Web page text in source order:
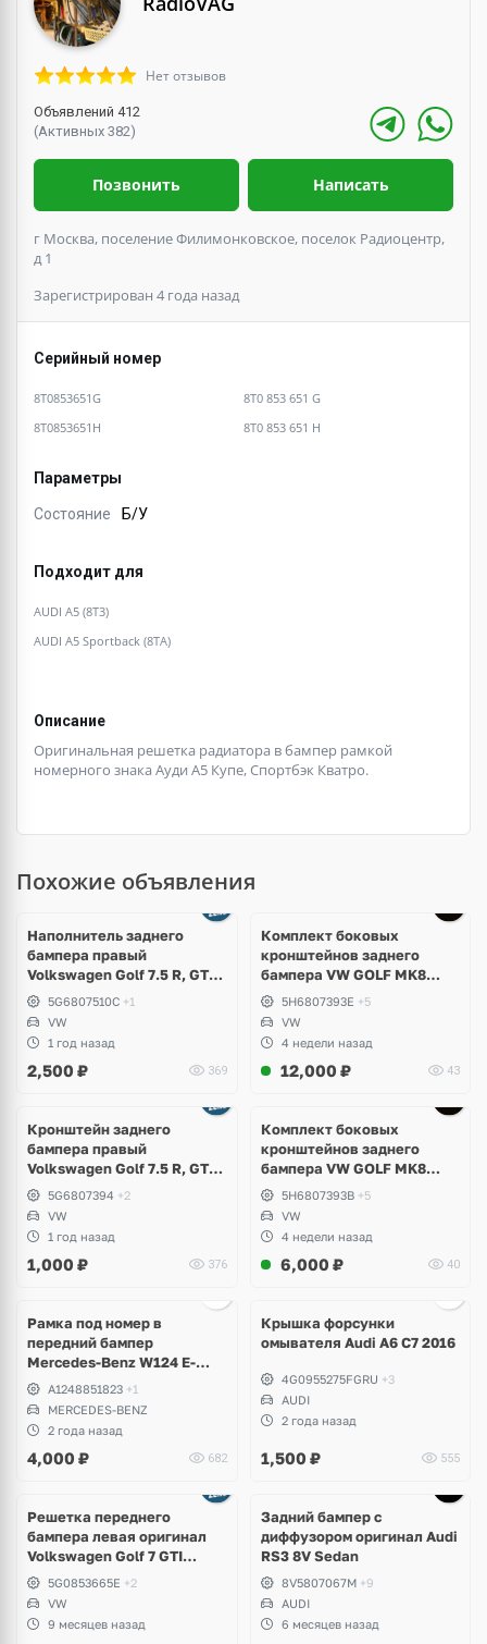
Нет отзывов
Объявлений 412
(Активных 382)
Позвонить Написать
г Москва, поселение Филимонковское, поселок Радиоцентр,
д 1
Зарегистрирован 4 года назад
Серийный номер
8T0853651G
8T0 853 651 G
8T0853651H
8T0 853 651 H
Параметры
Состояние Б/У
Подходит для
AUDI A5 (8T3)
AUDI A5 Sportback (8TA)
Описание
Оригинальная решетка радиатора в бампер рамкой
номерного знака Ауди А5 Купе, Спортбэк Кватро.
Похожие объявления
Наполнитель заднего
бампера правый
Volkswagen Golf 7.5 R, GTI,
GTD5G6807510C +1
VW
1 год назад
2,500 ₽ 369
Комплект боковых
кронштейнов заднего
бампера VW GOLF MK8
5H6807394E; 5H6807393E
5H6807393E +5
VW
4 недели назад
12,000 ₽ 43
Кронштейн заднего
бампера правый
Volkswagen Golf 7.5 R, GTI,
GTD, e-Golf
5G6807394 +2
VW
1 год назад
1,000 ₽ 376
Комплект боковых
кронштейнов заднего
бампера VW GOLF MK8
5H6807393B; 5H6807394B
5H6807393B +5
VW
4 недели назад
6,000 ₽ 40
Рамка под номер в
передний бампер
Mercedes-Benz W124 E-
KlassA1248851823 +1
MERCEDES-BENZ
2 года назад
4,000 ₽ 682
Крышка форсунки
омывателя Audi A6 C7 2016
4G0955275FGRU +3
AUDI
2 года назад
1,500 ₽ 555
Решетка переднего
бампера левая оригинал
Volkswagen Golf 7 GTI
дорест
5G0853665E +2
VW
9 месяцев назад
Задний бампер с
диффузором оригинал Audi
RS3 8V Sedan
8V5807067M +9
AUDI
6 месяцев назад